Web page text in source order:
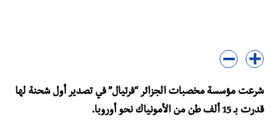
شرعت مؤسسة مخصبات الجزائر “فرتيال” في تصدير أول شحنة لها
قدرت بـ 15 ألف طن من الأمونياك نحو أوروبا.